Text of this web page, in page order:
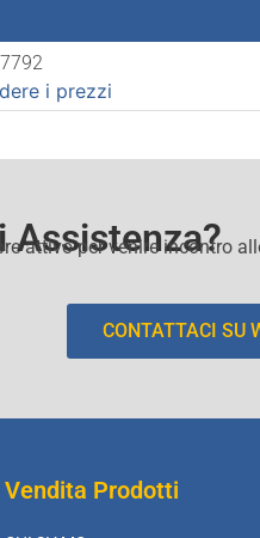
i prezzi
Assistenza?
attivo per venire incontro
CONTATTACI SU
Vendita Prodotti